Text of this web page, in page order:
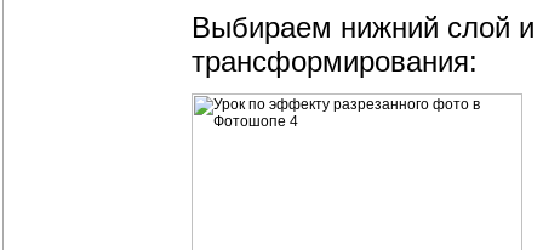
Выбираем нижний слой
трансформирования: